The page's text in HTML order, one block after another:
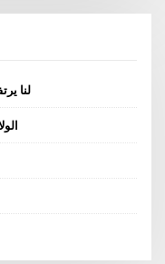
لنا يرتفع